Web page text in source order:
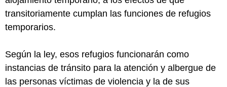
transitoriamente cumplan las funciones de refugios
temporarios.
Según la ley, esos refugios funcionarán como
instancias de tránsito para la atención y albergue de
las personas víctimas de violencia y la de sus